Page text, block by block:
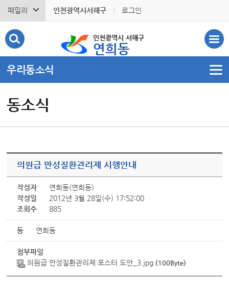
패밀리 인천광역시서해구 로그인
인천광역시 서해구
연희동
우리동소식
동소식
의원급 만성질환관리제 시행안내
작성자
연희동(연희동)
작성일
2012년 3월 28일(수) 17:52:00
조회수
885
동 연희동
첨부파일
의원급 만성질환관리제 포스터 도안_3.jpg (100Byte)